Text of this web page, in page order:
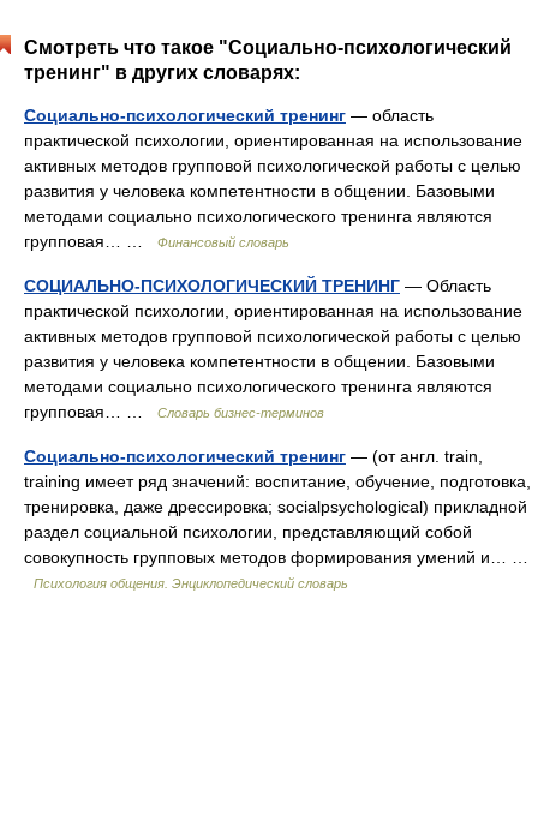
Смотреть что такое "Социально-психологический
тренинг" в других словарях:
Социально-психологический тренинг — область
практической психологии, ориентированная на использование
активных методов групповой психологической работы с целью
развития у человека компетентности в общении. Базовыми
методами социально психологического тренинга являются
групповая… …
Финансовый словарь
СОЦИАЛЬНО-ПСИХОЛОГИЧЕСКИЙ ТРЕНИНГ — Область
практической психологии, ориентированная на использование
активных методов групповой психологической работы с целью
развития у человека компетентности в общении. Базовыми
методами социально психологического тренинга являются
групповая… …
Словарь бизнес-терминов
Социально-психологический тренинг — (от англ. train,
training имеет ряд значений: воспитание, обучение, подготовка,
тренировка, даже дрессировка; socialpsychological) прикладной
раздел социальной психологии, представляющий собой
совокупность групповых методов формирования умений и… …
Психология общения. Энциклопедический словарь